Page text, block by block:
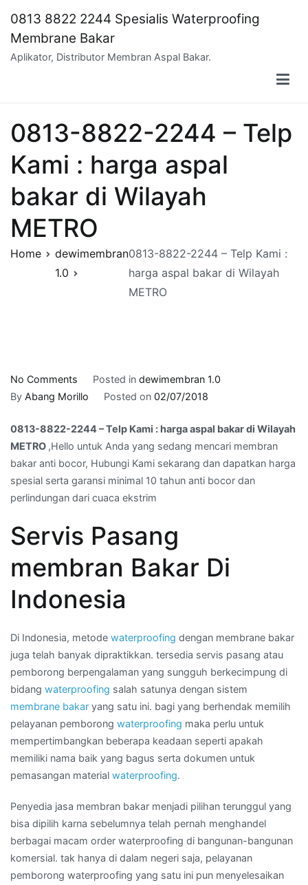
content
0813 8822 2244 Spesialis Waterproofing
Membrane Bakar
Aplikator, Distributor Membran Aspal Bakar.
0813-8822-2244 – Telp
Kami : harga aspal
bakar di Wilayah
METRO
Home
dewimembran
1.0
0813-8822-2244 – Telp Kami :
harga aspal bakar di Wilayah
METRO
No Comments
0813-
2244
–
Telp
Kami
:
aspal
di
METRO
Posted in dewimembran 1.0
By Abang Morillo Posted on 02/07/2018
0813-8822-2244 – Telp Kami : harga aspal bakar di Wilayah
METRO ,Hello untuk Anda yang sedang mencari membran
bakar anti bocor, Hubungi Kami sekarang dan dapatkan harga
spesial serta garansi minimal 10 tahun anti bocor dan
perlindungan dari cuaca ekstrim
Servis Pasang
membran Bakar Di
Indonesia
Di Indonesia, metode waterproofing dengan membrane bakar
juga telah banyak dipraktikkan. tersedia servis pasang atau
pemborong berpengalaman yang sungguh berkecimpung di
bidang waterproofing salah satunya dengan sistem
membrane bakar yang satu ini. bagi yang berhendak memilih
pelayanan pemborong waterproofing maka perlu untuk
mempertimbangkan beberapa keadaan seperti apakah
memiliki nama baik yang bagus serta dokumen untuk
pemasangan material waterproofing.
Penyedia jasa membran bakar menjadi pilihan terunggul yang
bisa dipilih karna sebelumnya telah pernah menghandel
berbagai macam order waterproofing di bangunan-bangunan
komersial. tak hanya di dalam negeri saja, pelayanan
pemborong waterproofing yang satu ini pun menyelesaikan